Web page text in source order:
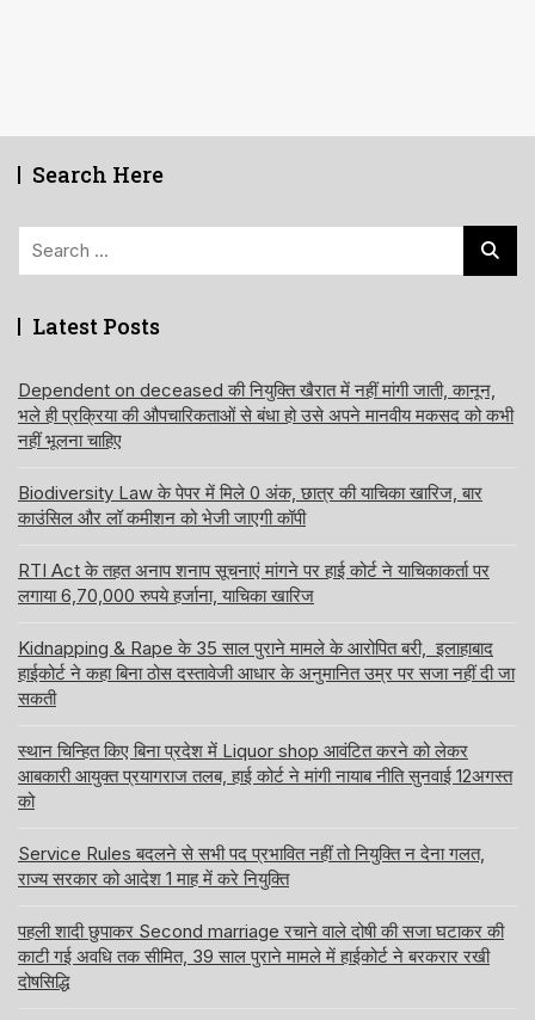
Search Here
Latest Posts
Dependent on deceased की नियुक्ति खैरात में नहीं मांगी जाती, कानून,
भले ही प्रक्रिया की औपचारिकताओं से बंधा हो उसे अपने मानवीय मकसद को कभी
नहीं भूलना चाहिए
Biodiversity Law के पेपर में मिले 0 अंक, छात्र की याचिका खारिज, बार
काउंसिल और लॉ कमीशन को भेजी जाएगी कॉपी
RTI Act के तहत अनाप शनाप सूचनाएं मांगने पर हाई कोर्ट ने याचिकाकर्ता पर
लगाया 6,70,000 रुपये हर्जाना, याचिका खारिज
Kidnapping & Rape के 35 साल पुराने मामले के आरोपित बरी, इलाहाबाद
हाईकोर्ट ने कहा बिना ठोस दस्तावेजी आधार के अनुमानित उम्र पर सजा नहीं दी जा
सकती
स्थान चिन्हित किए बिना प्रदेश में Liquor shop आवंटित करने को लेकर
आबकारी आयुक्त प्रयागराज तलब, हाई कोर्ट ने मांगी नायाब नीति सुनवाई 12अगस्त
को
Service Rules बदलने से सभी पद प्रभावित नहीं तो नियुक्ति न देना गलत,
राज्य सरकार को आदेश 1 माह में करे नियुक्ति
पहली शादी छुपाकर Second marriage रचाने वाले दोषी की सजा घटाकर की
काटी गई अवधि तक सीमित, 39 साल पुराने मामले में हाईकोर्ट ने बरकरार रखी
दोषसिद्धि